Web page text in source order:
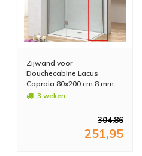
Zijwand voor
Douchecabine Lacus
Capraia 80x200 cm 8 mm
Nano Helderglas
3 weken
304,86
251,95